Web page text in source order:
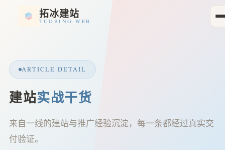
拓冰建站
TUOBING WEB
ARTICLE DETAIL
建站实战干货
来自一线的建站与推广经验沉淀，每一条都经过真实交
付验证。